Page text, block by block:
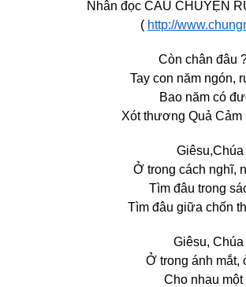
Nhân đọc CÂU CHUYỆN
( http://
Còn chân đâu
Tay con năm ngón,
Bao năm có
Xót thương Quả Cảm
Ở trong cách nghĩ,
Tìm đâu trong
Tìm đâu giữa chốn
Giêsu,
Ở trong ánh mắt,
Cho nhau